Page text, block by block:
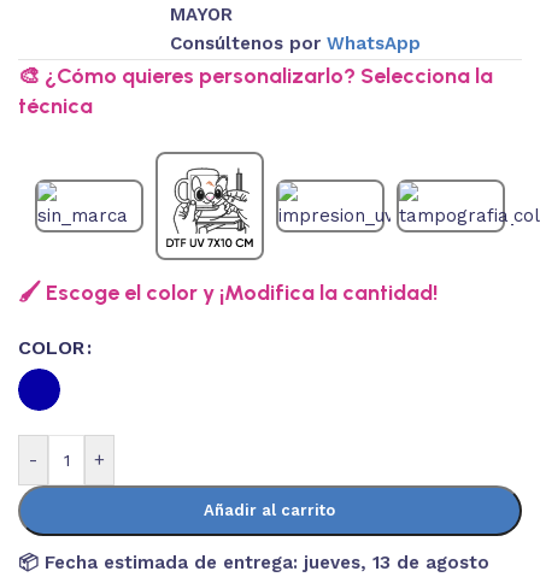
MAYOR
Consúltenos porWhatsApp
🎨 ¿Cómo quieres personalizarlo? Selecciona la
técnica
🖌️ Escoge el color y ¡Modifica la cantidad!
COLOR
- +
Añadir al carrito
📦 Fecha estimada de entrega: jueves, 13 de agosto